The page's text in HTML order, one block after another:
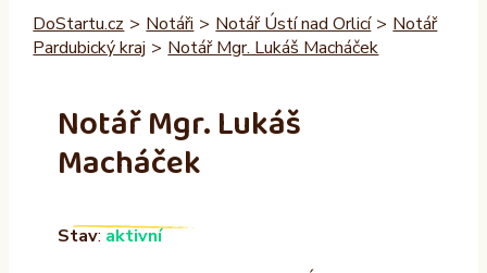
DoStartu.cz > Notáři > Notář Ústí nad Orlicí > Notář
Pardubický kraj > Notář Mgr. Lukáš Macháček
Notář Mgr. Lukáš
Macháček
Stav: aktivní